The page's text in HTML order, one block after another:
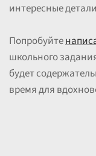
интересные
Попробуйте
школьного
будет
время для